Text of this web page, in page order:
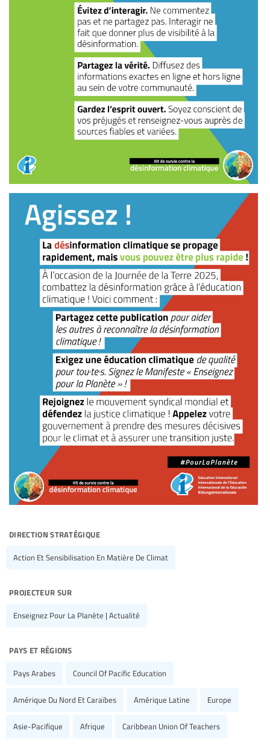
direction stratégique
Action Et Sensibilisation En Matière De Climat
projecteur sur
Enseignez Pour La Planète | Actualité
pays et régions
Pays Arabes Council Of Pacific Education
Amérique Du Nord Et Caraïbes Amérique Latine Europe
Asie-Pacifique Afrique Caribbean Union Of Teachers